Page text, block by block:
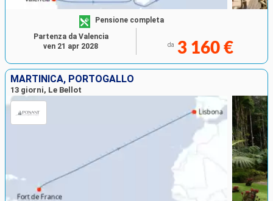
Pensione completa
da 3 160 €
Partenza da Valencia
ven 21 apr 2028
MARTINICA, PORTOGALLO
13 giorni, Le Bellot